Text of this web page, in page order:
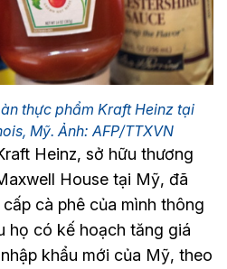
thực phẩm Kraft Heinz tại
Mỹ. Ảnh: AFP/TTXVN
Heinz, sở hữu thương
House tại Mỹ, đã
cà phê của mình thông
họ có kế hoạch tăng giá
khẩu mới của Mỹ, theo